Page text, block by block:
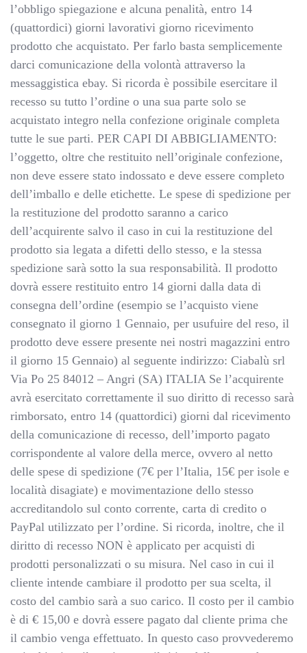
l’obbligo spiegazione e alcuna penalità, entro 14
(quattordici) giorni lavorativi giorno ricevimento
prodotto che acquistato. Per farlo basta semplicemente
darci comunicazione della volontà attraverso la
messaggistica ebay. Si ricorda è possibile esercitare il
recesso su tutto l’ordine o una sua parte solo se
acquistato integro nella confezione originale completa
tutte le sue parti. PER CAPI DI ABBIGLIAMENTO:
l’oggetto, oltre che restituito nell’originale confezione,
non deve essere stato indossato e deve essere completo
dell’imballo e delle etichette. Le spese di spedizione per
la restituzione del prodotto saranno a carico
dell’acquirente salvo il caso in cui la restituzione del
prodotto sia legata a difetti dello stesso, e la stessa
spedizione sarà sotto la sua responsabilità. Il prodotto
dovrà essere restituito entro 14 giorni dalla data di
consegna dell’ordine (esempio se l’acquisto viene
consegnato il giorno 1 Gennaio, per usufuire del reso, il
prodotto deve essere presente nei nostri magazzini entro
il giorno 15 Gennaio) al seguente indirizzo: Ciabalù srl
Via Po 25 84012 – Angri (SA) ITALIA Se l’acquirente
avrà esercitato correttamente il suo diritto di recesso sarà
rimborsato, entro 14 (quattordici) giorni dal ricevimento
della comunicazione di recesso, dell’importo pagato
corrispondente al valore della merce, ovvero al netto
delle spese di spedizione (7€ per l’Italia, 15€ per isole e
località disagiate) e movimentazione dello stesso
accreditandolo sul conto corrente, carta di credito o
PayPal utilizzato per l’ordine. Si ricorda, inoltre, che il
diritto di recesso NON è applicato per acquisti di
prodotti personalizzati o su misura. Nel caso in cui il
cliente intende cambiare il prodotto per sua scelta, il
costo del cambio sarà a suo carico. Il costo per il cambio
è di € 15,00 e dovrà essere pagato dal cliente prima che
il cambio venga effettuato. In questo caso provvederemo